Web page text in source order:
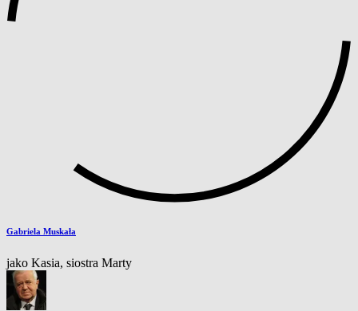
Gabriela Muskała
jako Kasia, siostra Marty